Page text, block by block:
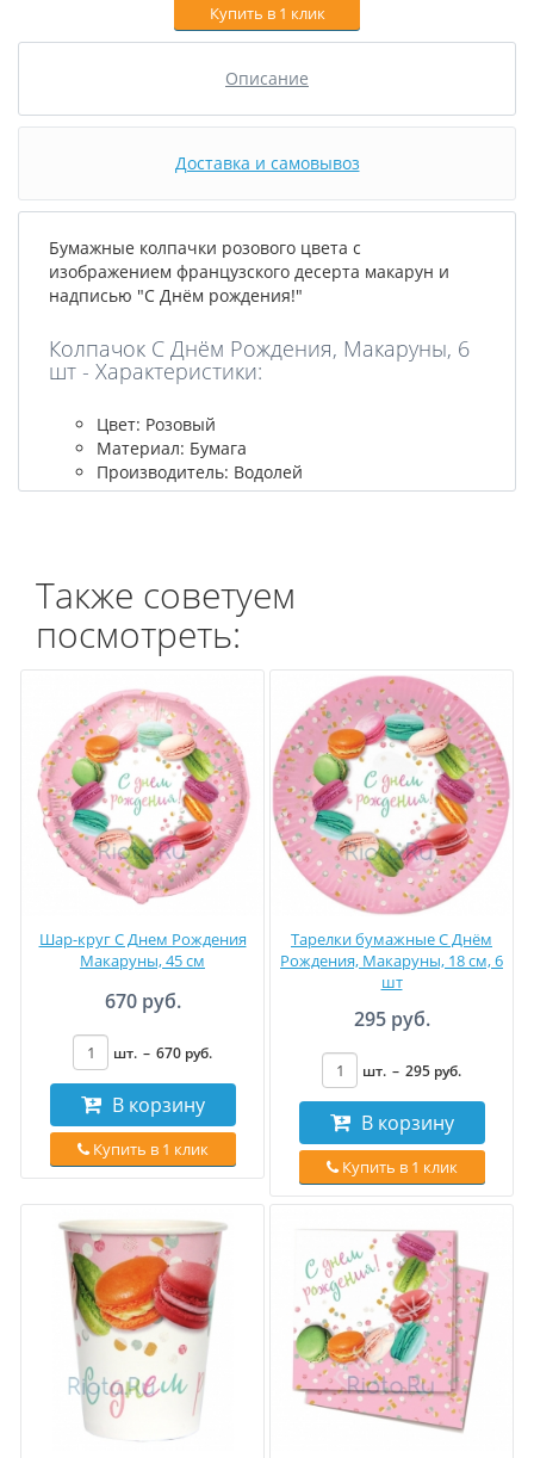
Купить в 1 клик
Описание
Доставка и самовывоз
Бумажные колпачки розового цвета с
изображением французского десерта макарун и
надписью "С Днём рождения!"
Колпачок С Днём Рождения, Макаруны, 6
шт - Характеристики:
Цвет: Розовый
Материал: Бумага
Производитель: Водолей
Также советуем
посмотреть:
Шар-круг С Днем Рождения
Макаруны, 45 см
670 руб.
шт. – 670 руб.
В корзину
Купить в 1 клик
Тарелки бумажные С Днём
Рождения, Макаруны, 18 см, 6
шт
295 руб.
шт. – 295 руб.
В корзину
Купить в 1 клик